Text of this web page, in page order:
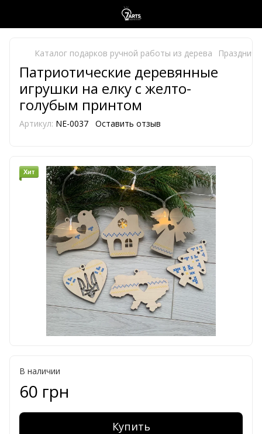
Каталог подарков ручной работы из дерева
Патриотические деревянные
игрушки на елку с желто-
голубым принтом
Артикул: NE-0037 Оставить отзыв
Хит
В наличии
60 грн
Купить